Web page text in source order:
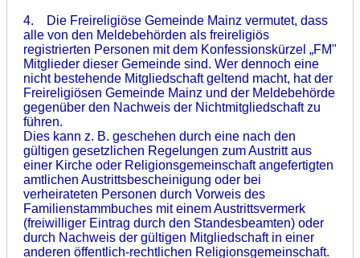
4. Die Freireligiöse Gemeinde Mainz vermutet, dass
alle von den Meldebehörden als freireligiös
registrierten Personen mit dem Konfessionskürzel „FM"
Mitglieder dieser Gemeinde sind. Wer dennoch eine
nicht bestehende Mitgliedschaft geltend macht, hat der
Freireligiösen Gemeinde Mainz und der Meldebehörde
gegenüber den Nachweis der Nichtmitgliedschaft zu
führen.
Dies kann z. B. geschehen durch eine nach den
gültigen gesetzlichen Regelungen zum Austritt aus
einer Kirche oder Religionsgemeinschaft angefertigten
amtlichen Austrittsbescheinigung oder bei
verheirateten Personen durch Vorweis des
Familienstammbuches mit einem Austrittsvermerk
(freiwilliger Eintrag durch den Standesbeamten) oder
durch Nachweis der gültigen Mitgliedschaft in einer
anderen öffentlich-rechtlichen Religionsgemeinschaft.